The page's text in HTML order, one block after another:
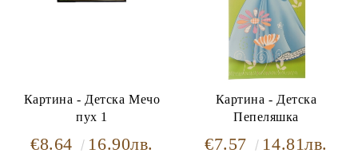
Картина - Детска Мечо
пух 1
€8.64 16.90лв.
Картина - Детска
Пепеляшка
€7.57 14.81лв.